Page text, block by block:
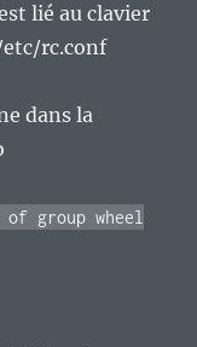
lié au clavier
etc/rc.conf
dans la
of group wheel